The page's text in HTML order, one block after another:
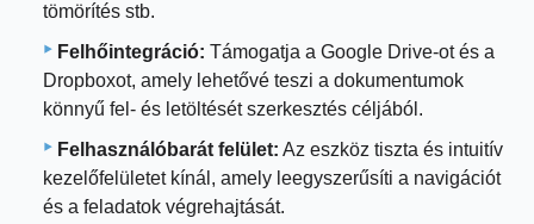
tömörítés stb.
Felhőintegráció: Támogatja a Google Drive-ot és a
Dropboxot, amely lehetővé teszi a dokumentumok
könnyű fel- és letöltését szerkesztés céljából.
Felhasználóbarát felület: Az eszköz tiszta és intuitív
kezelőfelületet kínál, amely leegyszerűsíti a navigációt
és a feladatok végrehajtását.